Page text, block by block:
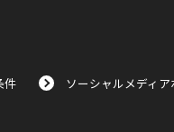
件 ソーシャルメディア